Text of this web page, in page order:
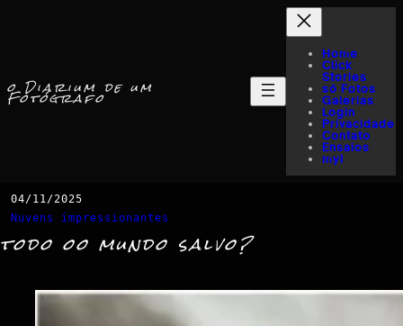
o Diarium de um
Fotógrafo
Home
Click
Stories
só Fotos
Galerias
Login
Privacidade
Contato
Ensaios
myI
04/11/2025
Nuvens impressionantes
todo oo mundo salvo?